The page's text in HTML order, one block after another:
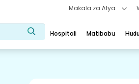
Makala za Afya
Hospitali Matibabu